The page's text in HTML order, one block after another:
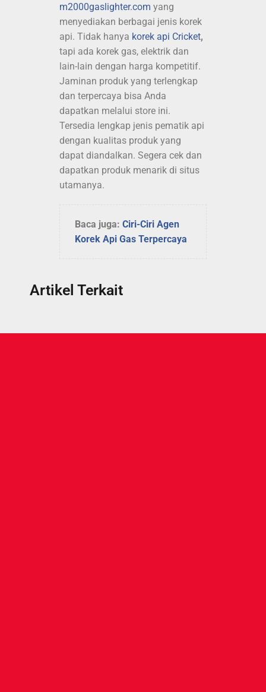
m2000gaslighter.com yang
menyediakan berbagai jenis korek
api. Tidak hanya korek api Cricket,
tapi ada korek gas, elektrik dan
lain-lain dengan harga kompetitif.
Jaminan produk yang terlengkap
dan terpercaya bisa Anda
dapatkan melalui store ini.
Tersedia lengkap jenis pematik api
dengan kualitas produk yang
dapat diandalkan. Segera cek dan
dapatkan produk menarik di situs
utamanya.
Baca juga: Ciri-Ciri Agen
Korek Api Gas Terpercaya
Artikel Terkait